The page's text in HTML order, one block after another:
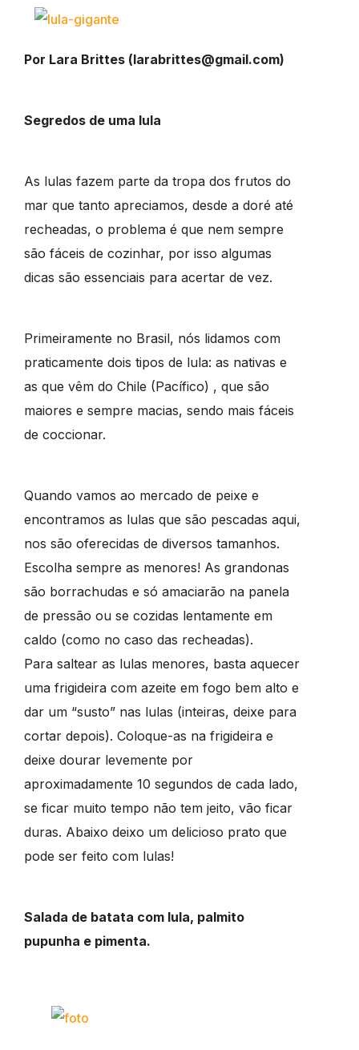
Por Lara Brittes (larabrittes@gmail.com)
Segredos de uma lula
As lulas fazem parte da tropa dos frutos do
mar que tanto apreciamos, desde a doré até
recheadas, o problema é que nem sempre
são fáceis de cozinhar, por isso algumas
dicas são essenciais para acertar de vez.
Primeiramente no Brasil, nós lidamos com
praticamente dois tipos de lula: as nativas e
as que vêm do Chile (Pacífico) , que são
maiores e sempre macias, sendo mais fáceis
de coccionar.
Quando vamos ao mercado de peixe e
encontramos as lulas que são pescadas aqui,
nos são oferecidas de diversos tamanhos.
Escolha sempre as menores! As grandonas
são borrachudas e só amaciarão na panela
de pressão ou se cozidas lentamente em
caldo (como no caso das recheadas).
Para saltear as lulas menores, basta aquecer
uma frigideira com azeite em fogo bem alto e
dar um “susto” nas lulas (inteiras, deixe para
cortar depois). Coloque-as na frigideira e
deixe dourar levemente por
aproximadamente 10 segundos de cada lado,
se ficar muito tempo não tem jeito, vão ficar
duras. Abaixo deixo um delicioso prato que
pode ser feito com lulas!
Salada de batata com lula, palmito
pupunha e pimenta.